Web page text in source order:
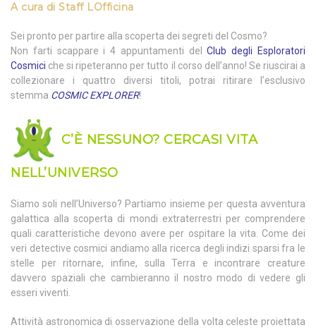
A cura di Staff LOfficina
Sei pronto per partire alla scoperta dei segreti del Cosmo?
Non farti scappare i 4 appuntamenti delClub degli Esploratori
Cosmici che si ripeteranno per tutto il corso dell’anno! Se riuscirai a
collezionare i quattro diversi titoli, potrai ritirare l’esclusivo
stemma COSMIC EXPLORER!
C’È NESSUNO? CERCASI VITA
NELL’UNIVERSO
Siamo soli nell’Universo? Partiamo insieme per questa avventura
galattica alla scoperta di mondi extraterrestri per comprendere
quali caratteristiche devono avere per ospitare la vita. Come dei
veri detective cosmici andiamo alla ricerca degli indizi sparsi fra le
stelle per ritornare, infine, sulla Terra e incontrare creature
davvero spaziali che cambieranno il nostro modo di vedere gli
esseri viventi.
Attività astronomica di osservazione della volta celeste proiettata